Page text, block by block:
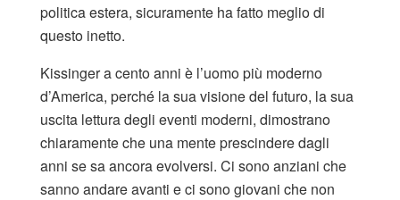
politica estera, sicuramente ha fatto meglio di
questo inetto.
Kissinger a cento anni è l’uomo più moderno
d’America, perché la sua visione del futuro, la sua
uscita lettura degli eventi moderni, dimostrano
chiaramente che una mente prescindere dagli
anni se sa ancora evolversi. Ci sono anziani che
sanno andare avanti e ci sono giovani che non